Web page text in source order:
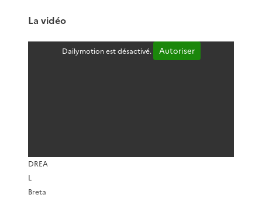
La vidéo
Dailymotion est désactivé. Autoriser
DREA
L
Breta